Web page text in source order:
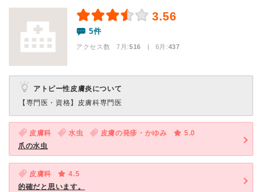
3.56
5件
アクセス数 7月:516 | 6月:437
アトピー性皮膚炎について
【専門医・資格】 皮膚科専門医
皮膚科 水虫 皮膚の発疹・かゆみ
5.0
爪の水虫
皮膚科
4.5
的確だと思います。